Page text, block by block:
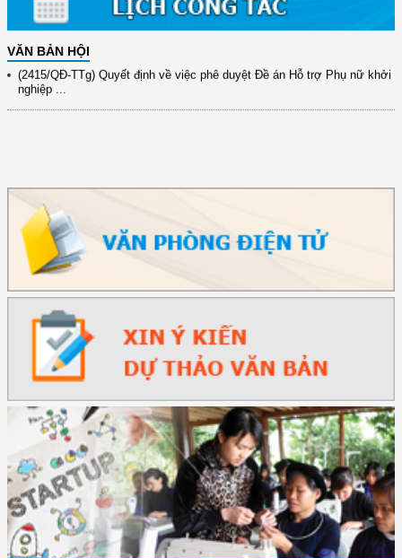
VĂN BẢN HỘI
(891/KH-ĐCT) Kế hoạch thực hiện Nghị quyết số 72-NQ/TW ngày
9/9/2025 của Bộ ...
(2415/QĐ-TTg) Quyết định về việc phê duyệt Đề án Hỗ trợ Phụ nữ khởi
nghiệp ...